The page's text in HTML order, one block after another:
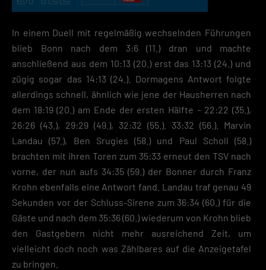
In einem Duell mit regelmäßig wechselnden Führungen
blieb Bonn nach dem 3:6 (11.) dran und machte
anschließend aus dem 10:13 (20.) erst das 13:13 (24.) und
zügig sogar das 14:13 (24.). Dormagens Antwort folgte
allerdings schnell, ähnlich wie jene der Hausherren nach
dem 18:19 (20.) am Ende der ersten Hälfte – 22:22 (35.),
26:26 (43.), 29:29 (49.), 32:32 (55.). 33:32 (56.). Marvin
Landau (57.), Ben Srugies (58.) und Paul Scholl (58.)
brachten mit ihren Toren zum 35:33 erneut den TSV nach
vorne, der nun aufs 34:35 (59.) der Bonner durch Franz
Krohn ebenfalls eine Antwort fand. Landau traf genau 49
Sekunden vor der Schluss-Sirene zum 36:34 (60.) für die
Gäste und nach dem 35:36 (60.) wiederum von Krohn blieb
den Gastgebern nicht mehr ausreichend Zeit, um
vielleicht doch noch was Zählbares auf die Anzeigetafel
zu bringen.